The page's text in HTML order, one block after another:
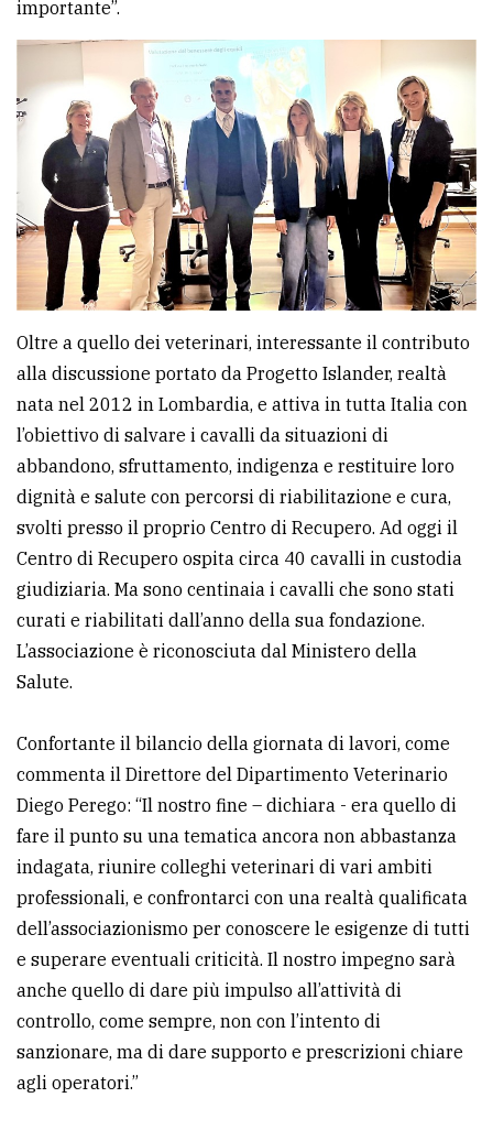
importante”.
Oltre a quello dei veterinari, interessante il contributo
alla discussione portato da Progetto Islander, realtà
nata nel 2012 in Lombardia, e attiva in tutta Italia con
l’obiettivo di salvare i cavalli da situazioni di
abbandono, sfruttamento, indigenza e restituire loro
dignità e salute con percorsi di riabilitazione e cura,
svolti presso il proprio Centro di Recupero. Ad oggi il
Centro di Recupero ospita circa 40 cavalli in custodia
giudiziaria. Ma sono centinaia i cavalli che sono stati
curati e riabilitati dall’anno della sua fondazione.
L’associazione è riconosciuta dal Ministero della
Salute.
Confortante il bilancio della giornata di lavori, come
commenta il Direttore del Dipartimento Veterinario
Diego Perego: “Il nostro fine – dichiara - era quello di
fare il punto su una tematica ancora non abbastanza
indagata, riunire colleghi veterinari di vari ambiti
professionali, e confrontarci con una realtà qualificata
dell’associazionismo per conoscere le esigenze di tutti
e superare eventuali criticità. Il nostro impegno sarà
anche quello di dare più impulso all’attività di
controllo, come sempre, non con l’intento di
sanzionare, ma di dare supporto e prescrizioni chiare
agli operatori.”